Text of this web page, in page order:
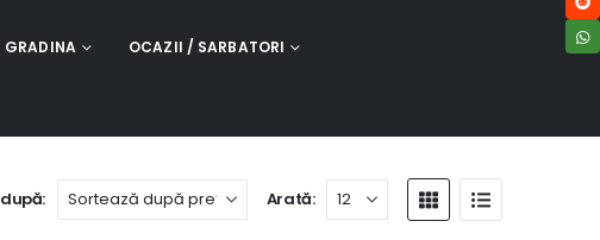
GRADINA OCAZII / SARBATORI
Arată: